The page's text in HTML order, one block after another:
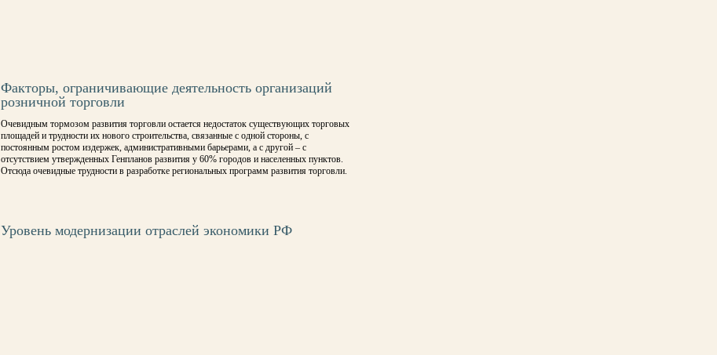
Факторы, ограничивающие деятельность организаций
розничной торговли
Очевидным тормозом развития торговли остается недостаток существующих торговых
площадей и трудности их нового строительства, связанные с одной стороны, с
постоянным ростом издержек, административными барьерами, а с другой – с
отсутствием утвержденных Генпланов развития у 60% городов и населенных пунктов.
Отсюда очевидные трудности в разработке региональных программ развития торговли.
Уровень модернизации отраслей экономики РФ